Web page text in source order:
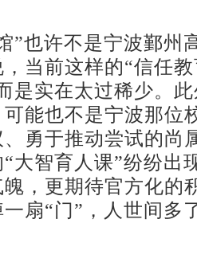
许不是宁波鄞州
当前这样的“信任
是实在太过稀少。
能也不是宁波那位
勇于推动尝试的尚
大智育人课”纷纷出
，更期待官方化的
扇“门”，人世间多